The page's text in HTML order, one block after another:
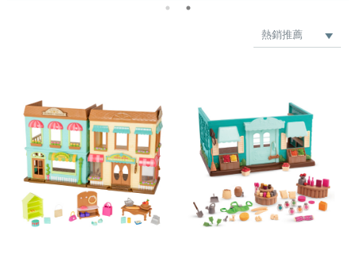
最新上架
熱銷推薦
品牌
價格低 → 高
價格高 → 低